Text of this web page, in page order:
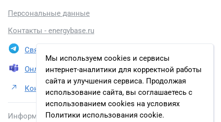
Мы используем cookies и сервисы
интернет-аналитики для корректной работы
сайта и улучшения сервиса. Продолжая
использование сайта, вы соглашаетесь с
использованием cookies на условиях
Политики использования cookie.
Персональные данные
Контакты - energybase.ru
Связаться в Telegram
Онлайн презентация
Контакты ЗАО «Востокбункер»
Информация, размещенная на сайте, включена в базу